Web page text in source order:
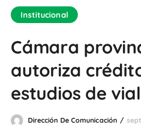
Institucional
Cámara
autoriza
estudios de
Dirección De Comunicación